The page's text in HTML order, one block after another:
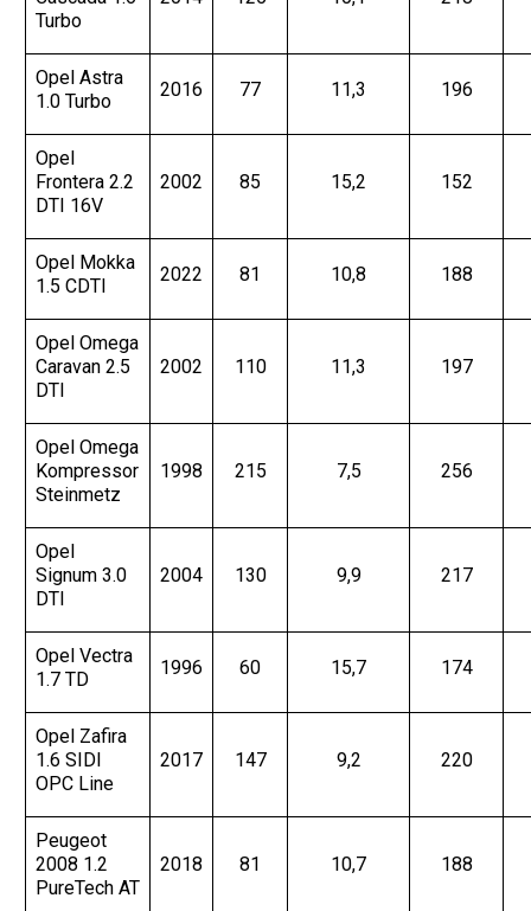
Turbo
Opel Astra
1.0 Turbo
2016 77 11,3 196
Opel
Frontera 2.2
DTI 16V
2002 85 15,2 152
Opel Mokka
1.5 CDTI
2022 81 10,8 188
Opel Omega
Caravan 2.5
DTI
2002 110 11,3 197
Opel Omega
Kompressor
Steinmetz
1998 215 7,5 256
Opel
Signum 3.0
DTI
2004 130 9,9 217
Opel Vectra
1.7 TD
1996 60 15,7 174
Opel Zafira
1.6 SIDI
OPC Line
2017 147 9,2 220
Peugeot
2008 1.2
PureTech AT
2018 81 10,7 188